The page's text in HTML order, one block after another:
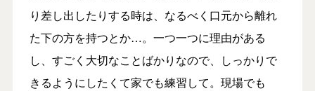
り差し出したりする時は、なるべく口元から離れ
た下の方を持つとか…。一つ一つに理由がある
し、すごく大切なことばかりなので、しっかりで
きるようにしたくて家でも練習して。現場でも